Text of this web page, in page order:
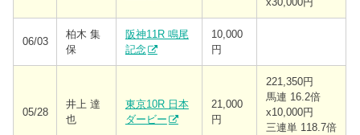
06/03
柏木 集
保
阪神11R 鳴尾
記念
10,000
円
05/28
井上 達
也
東京10R 日本
ダービー
21,000
円
221,350円
馬連 16.2倍
x10,000円
三連単 118.7倍